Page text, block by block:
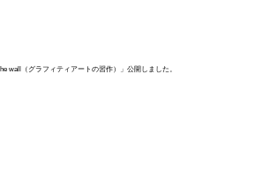
wall（グラフィティアートの習作）」公開しました。